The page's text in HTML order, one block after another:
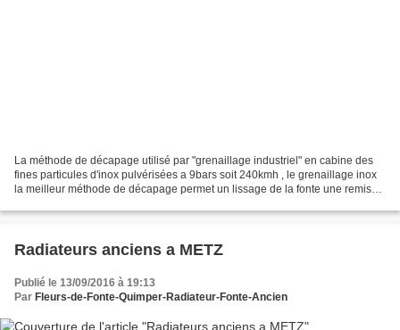
La méthode de décapage utilisé par "grenaillage industriel" en cabine des
fines particules d'inox pulvérisées a 9bars soit 240kmh , le grenaillage inox
la meilleur méthode de décapage permet un lissage de la fonte une remise
Radiateurs anciens a METZ
Publié le 13/09/2016 à 19:13
Par Fleurs-de-Fonte-Quimper-Radiateur-Fonte-Ancien